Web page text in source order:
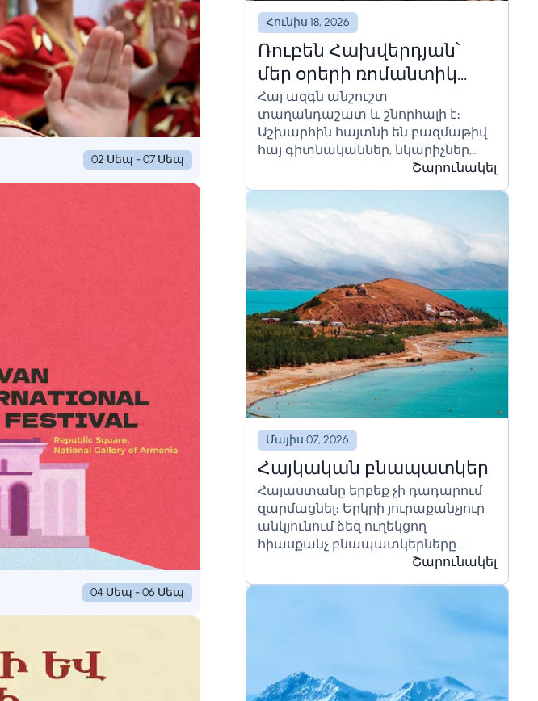
02 Սեպ - 07 Սեպ
04 Սեպ - 06 Սեպ
Հունիս 18, 2026
Ռուբեն Հախվերդյան՝
մեր օրերի ռոմանտիկ
երգահանը
Հայ ազգն անշուշտ
տաղանդաշատ և շնորհալի է։
Աշխարհին հայտնի են բազմաթիվ
հայ գիտնականներ, նկարիչներ,
ինչու չէ նաև տաղանդավորՇարունակել
Մայիս 07, 2026
Հայկական բնապատկեր
Հայաստանը երբեք չի դադարում
զարմացնել։ Երկրի յուրաքանչյուր
անկյունում ձեզ ուղեկցող
հիասքանչ բնապատկերները
լավագույնս արտացոլում են մեր
Շարունակել